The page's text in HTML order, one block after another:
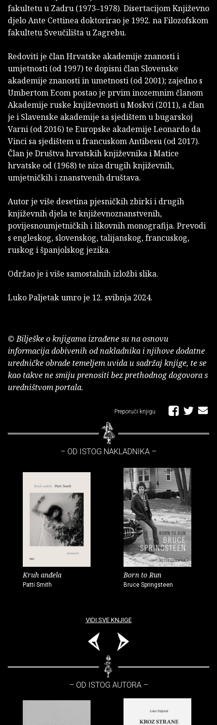
fakultetu u Zadru (1973‒1978). Disertacijom Književno
djelo Ante Cettinea doktorirao je 1992. na Filozofskom
fakultetu Sveučilišta u Zagrebu.
Redoviti je član Hrvatske akademije znanosti i
umjetnosti (od 1997) te dopisni član Slovenske
akademije znanosti in umetnosti (od 2001); zajedno s
Umbertom Ecom postao je prvim inozemnim članom
Akademije ruske književnosti u Moskvi (2011), a član
je i Slavenske akademije sa sjedištem u bugarskoj
Varni (od 2016) te Europske akademije Leonardo da
Vinci sa sjedištem u francuskom Antibesu (od 2017).
Član je Društva hrvatskih književnika i Matice
hrvatske od (1968) te niza drugih književnih,
umjetničkih i znanstvenih društava.
Autor je više desetina pjesničkih zbirki i drugih
književnih djela te književnoznanstvenih,
povijesnoumjetničkih i likovnih monografija. Prevodi
s engleskog, slovenskog, talijanskog, francuskog,
ruskog i španjolskog jezika.
Održao je i više samostalnih izložbi slika.
Luko Paljetak umro je 12. svibnja 2024.
© Bilješke o knjigama izrađene su na osnovu
informacija dobivenih od nakladnika i njihove dodatne
uredničke obrade temeljem uvida u sadržaj knjige, te se
kao takve ne smiju prenositi bez prethodnog dogovora s
uredništvom portala.
Preporuči knjigu
– OD ISTOG NAKLADNIKA –
Kruh anđela
Patti Smith
Born to Run
Bruce Springsteen
VIDI SVE KNJIGE
– OD ISTOG AUTORA –